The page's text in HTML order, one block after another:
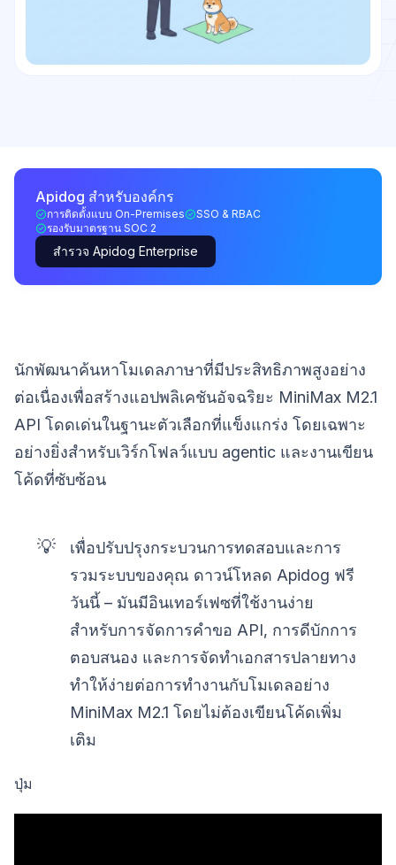
Apidog สำหรับองค์กร
การติดตั้งแบบ On-Premises
SSO & RBAC
รองรับมาตรฐาน SOC 2
สำรวจ Apidog Enterprise
นักพัฒนาค้นหาโมเดลภาษาที่มีประสิทธิภาพสูงอย่าง
ต่อเนื่องเพื่อสร้างแอปพลิเคชันอัจฉริยะ MiniMax M2.1
API โดดเด่นในฐานะตัวเลือกที่แข็งแกร่ง โดยเฉพาะ
อย่างยิ่งสำหรับเวิร์กโฟลว์แบบ agentic และงานเขียน
โค้ดที่ซับซ้อน
💡
เพื่อปรับปรุงกระบวนการทดสอบและการ
รวมระบบของคุณ ดาวน์โหลด Apidog ฟรี
วันนี้ – มันมีอินเทอร์เฟซที่ใช้งานง่าย
สำหรับการจัดการคำขอ API, การดีบักการ
ตอบสนอง และการจัดทำเอกสารปลายทาง
ทำให้ง่ายต่อการทำงานกับโมเดลอย่าง
MiniMax M2.1 โดยไม่ต้องเขียนโค้ดเพิ่ม
เติม
ปุ่ม